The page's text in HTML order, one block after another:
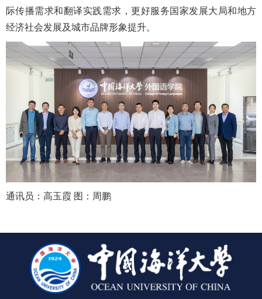
际传播需求和翻译实践需求，更好服务国家发展大局和地方
经济社会发展及城市品牌形象提升。
通讯员：高玉霞 图：周鹏